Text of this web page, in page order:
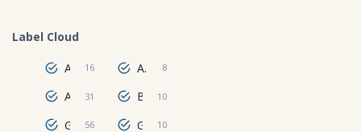
Label Cloud
16 Astronomi 8
31 10
56 10